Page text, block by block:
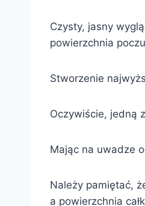
Czysty, jasny
powierzchnia
Stworzenie
Oczywiście, jedną
Mając na uwadze
Należy pamiętać,
a powierzchnia